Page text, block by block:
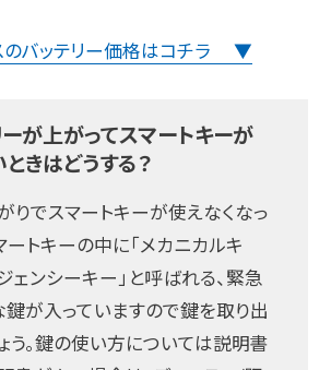
のバッテリー価格はコチラ ▼
が上がってスマートキーが
きはどうする？
りでスマートキーが使えなくなっ
ートキーの中に「メカニカルキ
ジェンシーキー」と呼ばれる、緊急
が入っていますので鍵を取り出
う。鍵の使い方については説明書